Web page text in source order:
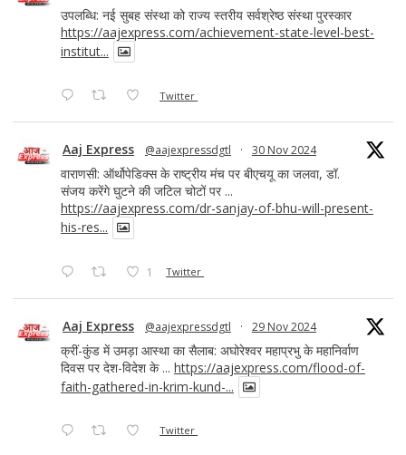
उपलब्धि: नई सुबह संस्था को राज्य स्तरीय सर्वश्रेष्ठ संस्था पुरस्कार
https://aajexpress.com/achievement-state-level-best-
institut...
Twitter
Aaj Express @aajexpressdgtl · 30 Nov 2024
वाराणसी: ऑर्थोपेडिक्स के राष्ट्रीय मंच पर बीएचयू का जलवा, डॉ.
संजय करेंगे घुटने की जटिल चोटों पर ...
https://aajexpress.com/dr-sanjay-of-bhu-will-present-
his-res...
1 Twitter
Aaj Express @aajexpressdgtl · 29 Nov 2024
क्रीं-कुंड में उमड़ा आस्था का सैलाब: अघोरेश्वर महाप्रभु के महानिर्वाण
दिवस पर देश-विदेश के ... https://aajexpress.com/flood-of-
faith-gathered-in-krim-kund-...
Twitter